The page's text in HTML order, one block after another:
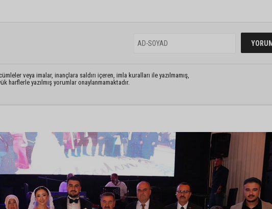
veya imalar, inançlara saldırı içeren, imla kuralları ile yazılmamış,
harflerle yazılmış yorumlar onaylanmamaktadır.